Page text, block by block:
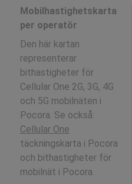
Mobilhastighetskarta
per operatör
Den här kartan
representerar
bithastigheter för
Cellular One 2G, 3G, 4G
och 5G mobilnäten i
Pocora. Se också:
Cellular One
täckningskarta i Pocora
och bithastigheter för
mobilnät i Pocora.